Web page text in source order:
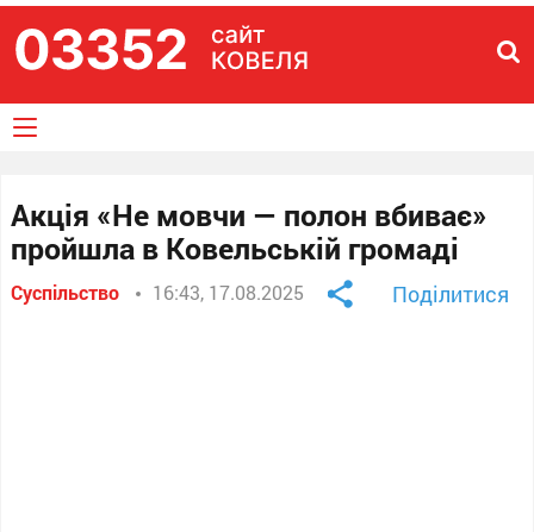
Акція «Не мовчи — полон вбиває»
пройшла в Ковельській громаді
Суспільство 16:43, 17.08.2025 Поділитися